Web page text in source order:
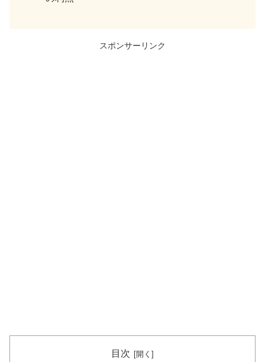
スポンサーリンク
目次